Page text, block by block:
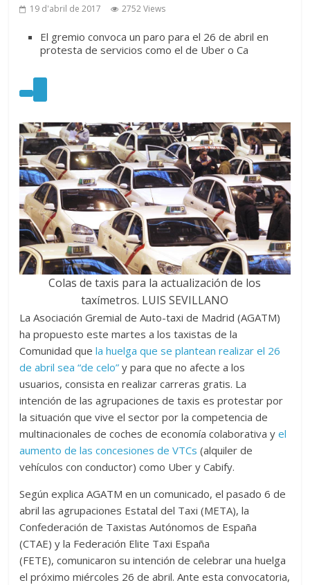
19 d'abril de 2017 2752 Views
El gremio convoca un paro para el 26 de abril en
protesta de servicios como el de Uber o Ca
Colas de taxis para la actualización de los
taxímetros. LUIS SEVILLANO
La Asociación Gremial de Auto-taxi de Madrid (AGATM)
ha propuesto este martes a los taxistas de la
Comunidad quela huelga que se plantean realizar el 26
de abril sea “de celo” y para que no afecte a los
usuarios, consista en realizar carreras gratis. La
intención de las agrupaciones de taxis es protestar por
la situación que vive el sector por la competencia de
multinacionales de coches de economía colaborativa yel
aumento de las concesiones de VTCs (alquiler de
vehículos con conductor) como Uber y Cabify.
Según explica AGATM en un comunicado, el pasado 6 de
abril las agrupaciones Estatal del Taxi (META), la
Confederación de Taxistas Autónomos de España
(CTAE) y la Federación Elite Taxi España
(FETE), comunicaron su intención de celebrar una huelga
el próximo miércoles 26 de abril. Ante esta convocatoria,